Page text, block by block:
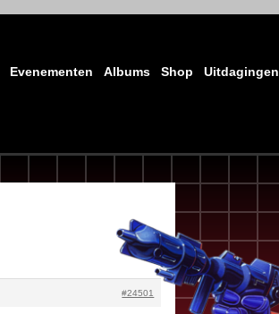
Evenementen Albums Shop Uitdagingen
#24501